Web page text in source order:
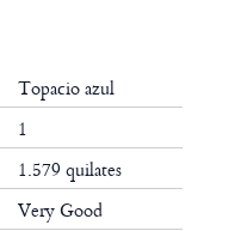
Topacio azul
1
1.579 quilates
Very Good